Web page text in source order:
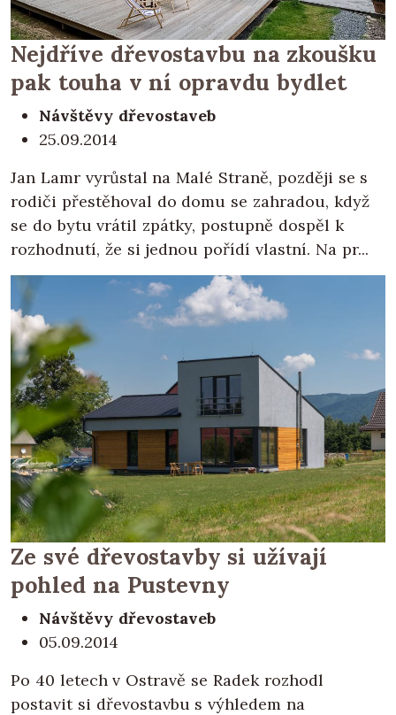
Nejdříve dřevostavbu na zkoušku
pak touha v ní opravdu bydlet
Návštěvy dřevostaveb
25.09.2014
Jan Lamr vyrůstal na Malé Straně, později se s
rodiči přestěhoval do domu se zahradou, když
se do bytu vrátil zpátky, postupně dospěl k
rozhodnutí, že si jednou pořídí vlastní. Na pr...
Ze své dřevostavby si užívají
pohled na Pustevny
Návštěvy dřevostaveb
05.09.2014
Po 40 letech v Ostravě se Radek rozhodl
postavit si dřevostavbu s výhledem na